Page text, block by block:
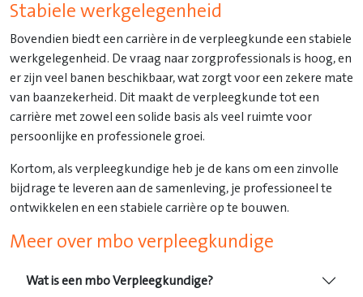
Stabiele werkgelegenheid
Bovendien biedt een carrière in de verpleegkunde een stabiele
werkgelegenheid. De vraag naar zorgprofessionals is hoog, en
er zijn veel banen beschikbaar, wat zorgt voor een zekere mate
van baanzekerheid. Dit maakt de verpleegkunde tot een
carrière met zowel een solide basis als veel ruimte voor
persoonlijke en professionele groei.
Kortom, als verpleegkundige heb je de kans om een zinvolle
bijdrage te leveren aan de samenleving, je professioneel te
ontwikkelen en een stabiele carrière op te bouwen.
Meer over mbo verpleegkundige
Wat is een mbo Verpleegkundige?